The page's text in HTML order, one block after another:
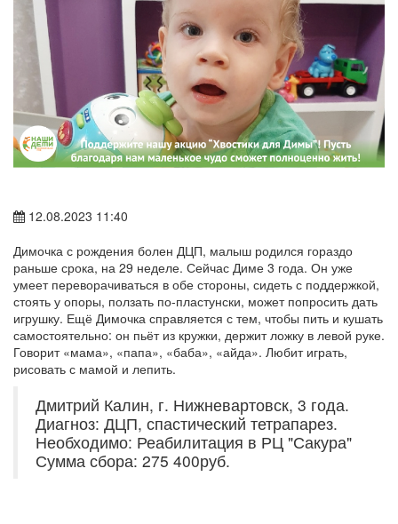
12.08.2023 11:40
Димочка с рождения болен ДЦП, малыш родился гораздо
раньше срока, на 29 неделе. Сейчас Диме 3 года. Он уже
умеет переворачиваться в обе стороны, сидеть с поддержкой,
стоять у опоры, ползать по-пластунски, может попросить дать
игрушку. Ещё Димочка справляется с тем, чтобы пить и кушать
самостоятельно: он пьёт из кружки, держит ложку в левой руке.
Говорит «мама», «папа», «баба», «айда». Любит играть,
рисовать с мамой и лепить.
Дмитрий Калин, г. Нижневартовск, 3 года.
Диагноз: ДЦП, спастический тетрапарез.
Необходимо: Реабилитация в РЦ "Сакура"
Сумма сбора: 275 400руб.